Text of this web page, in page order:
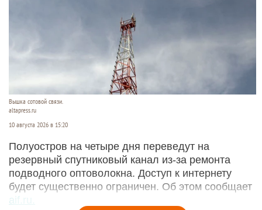
Вышка сотовой связи.
altapress.ru
10 августа 2026 в 15:20
Полуостров на четыре дня переведут на
резервный спутниковый канал из-за ремонта
подводного оптоволокна. Доступ к интернету
будет существенно ограничен. Об этом сообщает
aif.ru.